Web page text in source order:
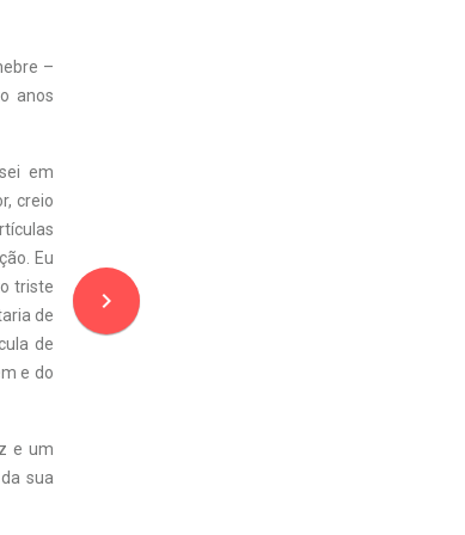
–
anos
em
creio
Eu
triste
de
de
e do
e um
sua
navigate_next